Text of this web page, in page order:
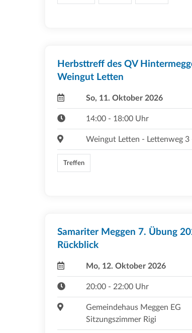
Herbsttreff des QV
Weingut Letten
So, 11. Oktober 2026
14:00 - 18:00 Uhr
Weingut Letten - Lettenweg 3
Treffen
Samariter Meggen 7. Übung
Rückblick
Mo, 12. Oktober 2026
20:00 - 22:00 Uhr
Gemeindehaus Meggen EG
Sitzungszimmer Rigi